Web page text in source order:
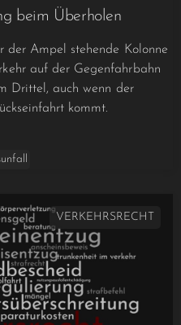
beim Überholen
der Ampel stehende Kolonne
auf der Gegenfahrbahn
Drittel, auch wenn der
kommt.
VERKEHRSRECHT